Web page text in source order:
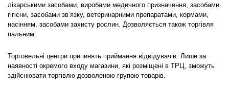
лікарськими засобами, виробами медичного призначення, засобами
гігієни, засобами зв’язку, ветеринарними препаратами, кормами,
насінням, засобами захисту рослин. Дозволяється також торгівля
пальним.
Торговельні центри припинять приймання відвідувачів. Лише за
наявності окремого входу магазини, які розміщені в ТРЦ, зможуть
здійснювати торгівлю дозволеною групою товарів.